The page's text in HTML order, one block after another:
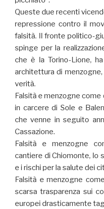
Queste due recenti
repressione contro il
falsità. Il fronte politico-
spinge per la
che è la Torino-Lione,
architettura di
verità.
Falsità e menzogne
in carcere di Sole e
che venne in seguito
Cassazione.
Falsità e menzogne
cantiere di Chiomonte, lo
e i rischi per la salute dei
Falsità e menzogne
scarsa trasparenza sui
europei drasticamente